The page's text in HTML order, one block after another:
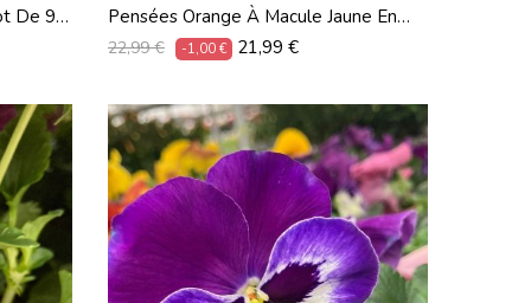
De 9
Pensées Orange À Macule Jaune En
Lot De 9 Pots De 9 Cm
Prix
22,99 € -1,00 € Prix
21,99 €